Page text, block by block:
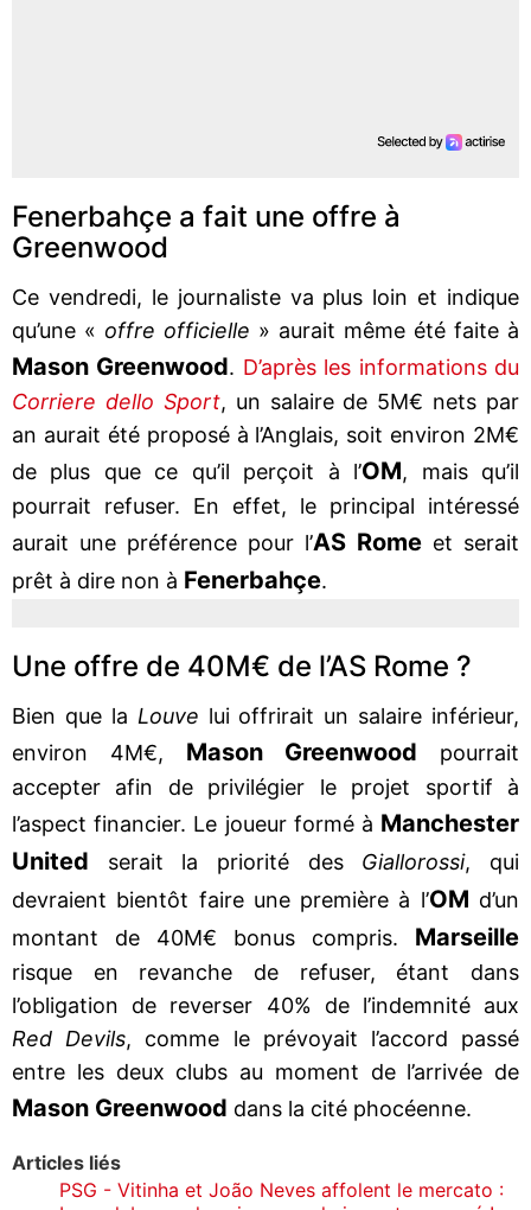
Fenerbahçe a fait une offre à
Greenwood
Ce vendredi, le journaliste va plus loin et indique
qu’une « offre officielle » aurait même été faite à
Mason Greenwood. D’après les informations du
Corriere dello Sport, un salaire de 5M€ nets par
an aurait été proposé à l’Anglais, soit environ 2M€
de plus que ce qu’il perçoit à l’OM, mais qu’il
pourrait refuser. En effet, le principal intéressé
aurait une préférence pour l’AS Rome et serait
prêt à dire non à Fenerbahçe.
Une offre de 40M€ de l’AS Rome ?
Bien que la Louve lui offrirait un salaire inférieur,
environ 4M€,
Mason Greenwood
pourrait
accepter afin de privilégier le projet sportif à
l’aspect financier. Le joueur formé à Manchester
United serait la priorité des Giallorossi, qui
devraient bientôt faire une première à l’OM d’un
montant de 40M€ bonus compris. Marseille
risque en revanche de refuser, étant dans
l’obligation de reverser 40% de l’indemnité aux
Red Devils, comme le prévoyait l’accord passé
entre les deux clubs au moment de l’arrivée de
Mason Greenwood dans la cité phocéenne.
Articles liés
PSG - Vitinha et João Neves affolent le mercato :